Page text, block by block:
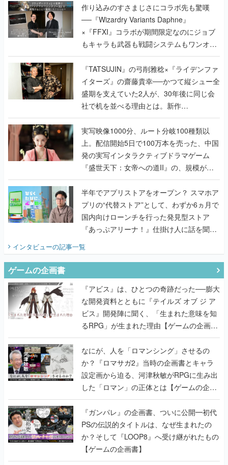
作り込みのすさまじさにコラボ先も驚嘆
──『Wizardry Variants Daphne』
×『FFXI』コラボが期間限定なのにジョブ
もキャラも武器も戦闘システムもワンオフ
で作り込まれた理由を両ディレクターに聞
く
『TATSUJIN』の弓削雅稔×『ライデンファ
イターズ』の齋藤貴幸──かつて縦シュー全
盛期を支えていた2人が、30年後に同じ会
社で机を並べる理由とは。新作
『TATSUJIN EXTREME』で初タッグを組
んだレジェンド2人に訊く開発秘話
実写映像1000分、ルート分岐100種類以
上。配信開始5日で100万本を売った、中国
発の実写インタラクティブドラマゲーム
『盛世天下：女帝への道II』の、規模が違
うこだわりをプロデューサーに聞いた
半年でアプリストアをオープン？ スマホア
プリの“代替ストア”として、わずか6ヵ月で
国内向けローンチを行った発見型ストア
『あっぷアリーナ！』仕掛け人に話を聞い
インタビューの記事一覧
ゲームの企画書
『アビス』は、ひとつの奇跡だった──膨大
な開発資料とともに『テイルズ オブ ジ ア
ビス』開発陣に聞く、「生まれた意味を知
るRPG」が生まれた理由【ゲームの企画
書】
なにが、人を「ロマンシング」させるの
か？『ロマサガ2』当時の企画書とキャラ
設定画から迫る、河津秋敏がRPGに生み出
した「ロマン」の正体とは【ゲームの企画
書】
『ガンパレ』の企画書、ついに公開━初代
PSの伝説的タイトルは、なぜ生まれたの
か？そして『LOOP8』へ受け継がれたもの
【ゲームの企画書】